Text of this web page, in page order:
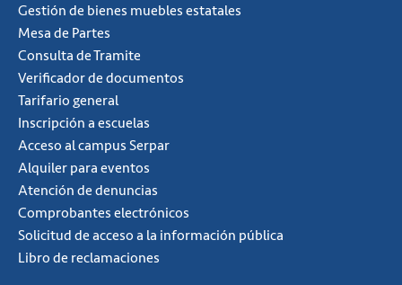
Gestión de bienes muebles estatales
Mesa de Partes
Consulta de Tramite
Verificador de documentos
Tarifario general
Inscripción a escuelas
Acceso al campus Serpar
Alquiler para eventos
Atención de denuncias
Comprobantes electrónicos
Solicitud de acceso a la información pública
Libro de reclamaciones